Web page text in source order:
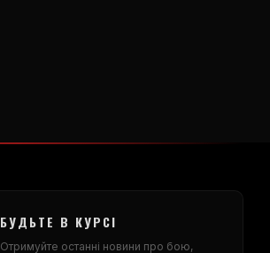
БУДЬТЕ В КУРСІ
Отримуйте останні новини про бою,